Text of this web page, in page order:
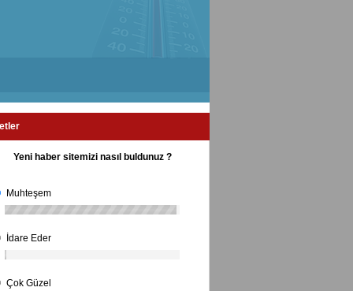
Yeni haber sitemizi nasıl buldunuz ?
Muhteşem
İdare Eder
Çok Güzel